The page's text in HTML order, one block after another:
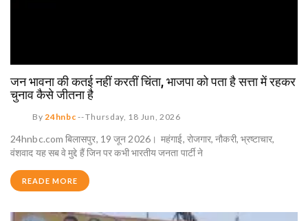
जन भावना की कतई नहीं करतीं चिंता, भाजपा को पता है सत्ता में रहकर
चुनाव कैसे जीतना है
By24hnbc --Thursday, 18 Jun, 2026
24hnbc.com बिलासपुर, 19 जून 2026। महंगाई, रोजगार, नौकरी, भ्रष्टाचार,
वंशवाद यह सब वे मुद्दे हैं जिन पर कभी भारतीय जनता पार्टी ने
READE MORE